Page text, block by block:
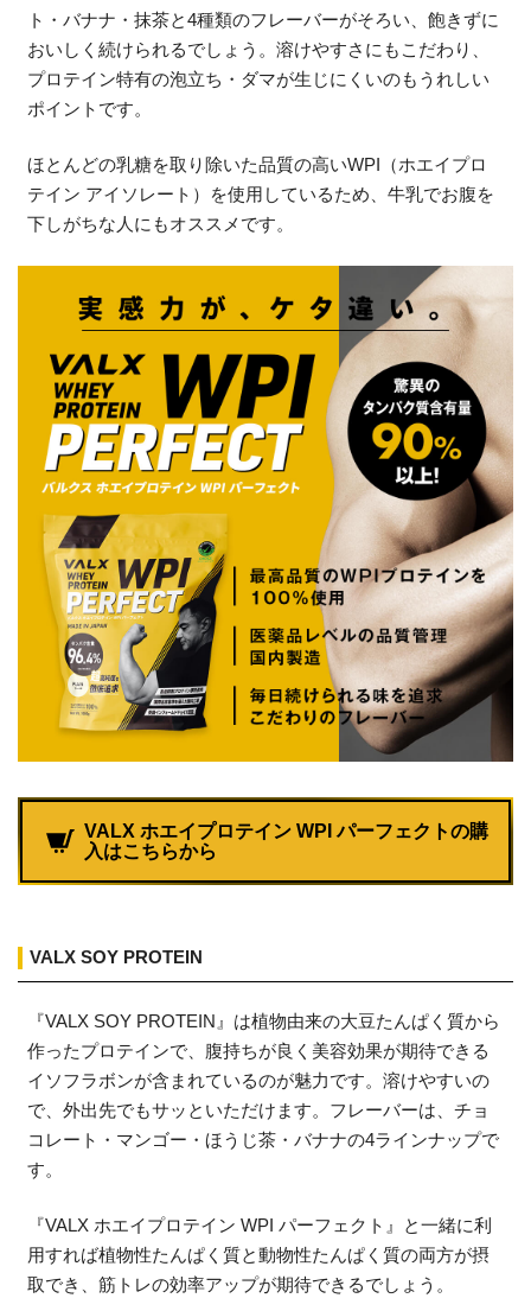
ト・バナナ・抹茶と4種類のフレーバーがそろい、飽きずに
おいしく続けられるでしょう。溶けやすさにもこだわり、
プロテイン特有の泡立ち・ダマが生じにくいのもうれしい
ポイントです。
ほとんどの乳糖を取り除いた品質の高いWPI（ホエイプロ
テイン アイソレート）を使用しているため、牛乳でお腹を
下しがちな人にもオススメです。
VALX ホエイプロテイン WPI パーフェクトの購
入はこちらから
VALX SOY PROTEIN
『VALX SOY PROTEIN』は植物由来の大豆たんぱく質から
作ったプロテインで、腹持ちが良く美容効果が期待できる
イソフラボンが含まれているのが魅力です。溶けやすいの
で、外出先でもサッといただけます。フレーバーは、チョ
コレート・マンゴー・ほうじ茶・バナナの4ラインナップで
す。
『VALX ホエイプロテイン WPI パーフェクト』と一緒に利
用すれば植物性たんぱく質と動物性たんぱく質の両方が摂
取でき、筋トレの効率アップが期待できるでしょう。